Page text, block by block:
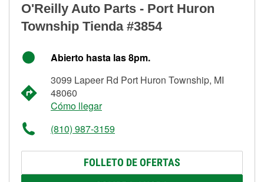
O'Reilly Auto Parts - Port Huron
Township Tienda #3854
Abierto hasta las 8pm.
3099 Lapeer Rd Port Huron Township, MI
48060
Cómo llegar
(810) 987-3159
FOLLETO DE OFERTAS